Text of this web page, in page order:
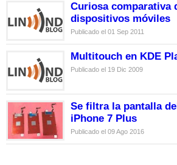
Curiosa comparativa
dispositivos móviles
Publicado el 01 Sep 2011
Multitouch en KDE
Publicado el 19 Dic 2009
Se filtra la pantalla
iPhone 7 Plus
Publicado el 09 Ago 2016